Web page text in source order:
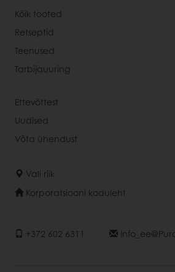
Kõik tooted
Retseptid
Teenused
Tarbijauuring
Ettevõttest
Uudised
Võta ühendust
Vali riik
Korporatsiooni koduleht
+372 602 6311